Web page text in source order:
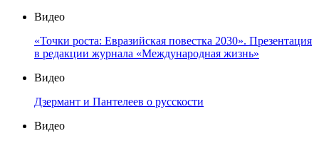
Видео
«Точки роста: Евразийская повестка 2030». Презентация
в редакции журнала «Международная жизнь»
Видео
Дзермант и Пантелеев о русскости
Видео